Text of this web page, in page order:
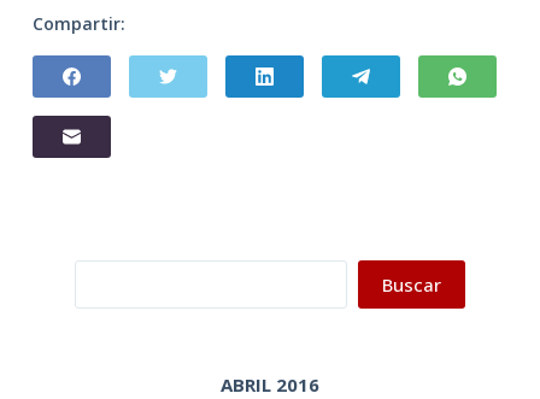
Compartir:
Buscar
ABRIL 2016